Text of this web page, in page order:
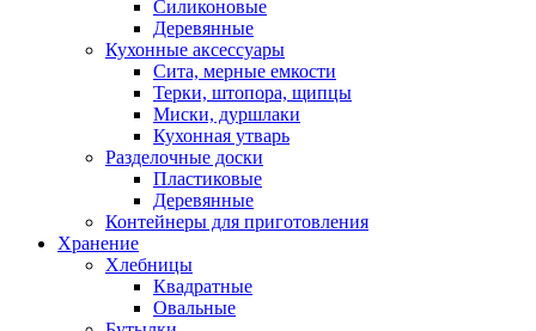
Силиконовые
Деревянные
Кухонные аксессуары
Сита, мерные емкости
Терки, штопора, щипцы
Миски, дуршлаки
Кухонная утварь
Разделочные доски
Пластиковые
Деревянные
Контейнеры для приготовления
Хранение
Хлебницы
Квадратные
Овальные